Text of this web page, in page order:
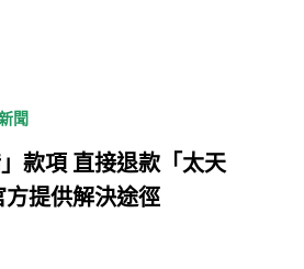
聞
款項 直接退款「太天
提供解決途徑